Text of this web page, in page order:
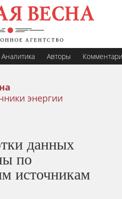
Аналитика Авторы
энергии
данных
по
источникам